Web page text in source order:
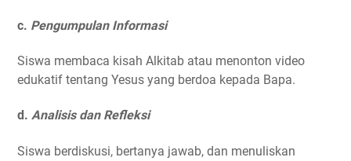
c. Pengumpulan Informasi
Siswa membaca kisah Alkitab atau menonton video
edukatif tentang Yesus yang berdoa kepada Bapa.
d. Analisis dan Refleksi
Siswa berdiskusi, bertanya jawab, dan menuliskan